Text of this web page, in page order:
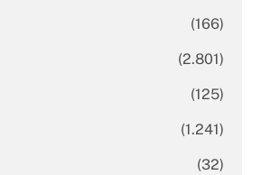
(166)
(2.801)
(125)
(1.241)
(32)